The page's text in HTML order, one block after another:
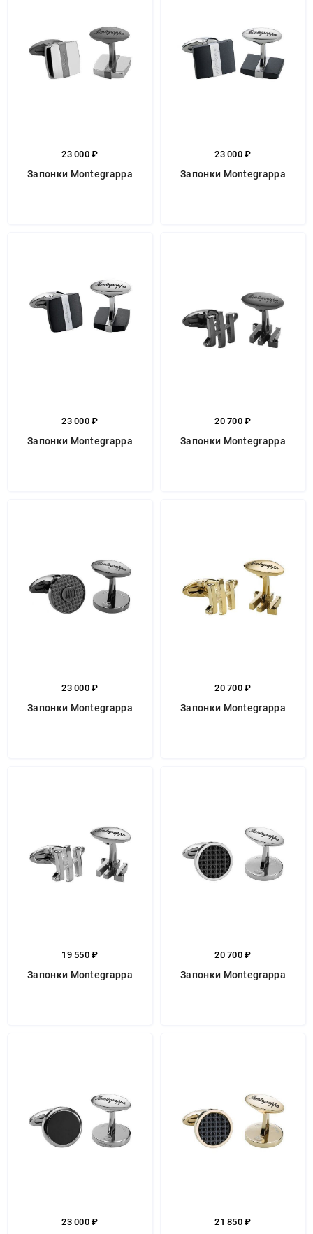
23 000 ₽
Запонки Montegrappa
23 000 ₽
Запонки Montegrappa
23 000 ₽
Запонки Montegrappa
20 700 ₽
Запонки Montegrappa
23 000 ₽
Запонки Montegrappa
20 700 ₽
Запонки Montegrappa
19 550 ₽
Запонки Montegrappa
20 700 ₽
Запонки Montegrappa
23 000 ₽ 21 850 ₽